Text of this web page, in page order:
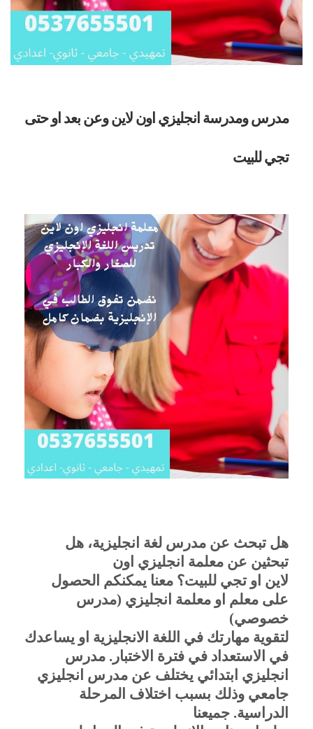
مدرس ومدرسة انجليزي اون لاين وعن بعد او حتى
تجي للبيت
هل تبحث عن مدرس لغة انجليزية، هل
تبحثين عن معلمة انجليزي اون
لاين او تجي للبيت؟ معنا يمكنكم الحصول
على معلم او معلمة انجليزي (مدرس
خصوصي)
لتقوية مهارتك في اللغة الانجليزية او يساعدك
في الاستعداد في فترة الاختبار. مدرس
انجليزي ابتدائي يختلف عن مدرس انجليزي
جامعي وذلك بسبب اختلاف المرحلة
الدراسية. جميعنا